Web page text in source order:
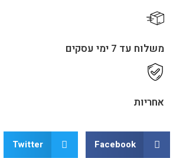
משלוח עד 7 ימי עסקים​
אחריות
Facebook
Twitter